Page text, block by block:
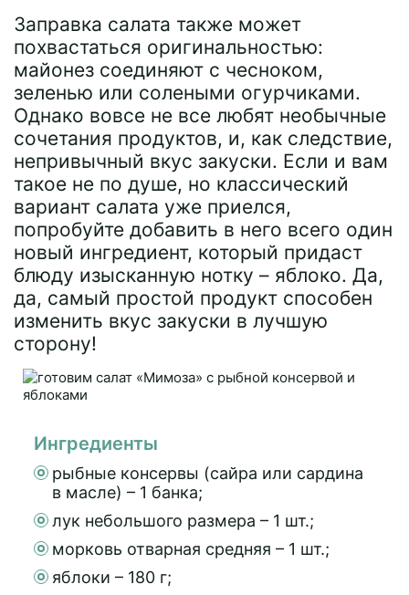
Заправка салата также может
похвастаться оригинальностью:
майонез соединяют с чесноком,
зеленью или солеными огурчиками.
Однако вовсе не все любят необычные
сочетания продуктов, и, как следствие,
непривычный вкус закуски. Если и вам
такое не по душе, но классический
вариант салата уже приелся,
попробуйте добавить в него всего один
новый ингредиент, который придаст
блюду изысканную нотку – яблоко. Да,
да, самый простой продукт способен
изменить вкус закуски в лучшую
сторону!
Ингредиенты
рыбные консервы (сайра или сардина
в масле) – 1 банка;
лук небольшого размера – 1 шт.;
морковь отварная средняя – 1 шт.;
яблоки – 180 г;